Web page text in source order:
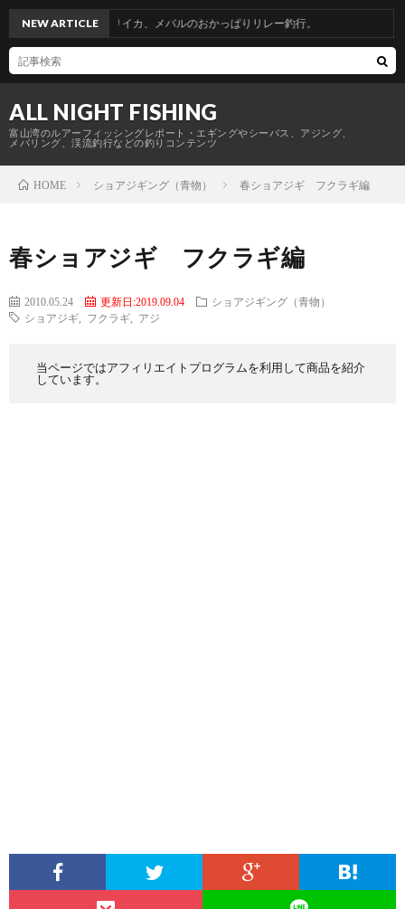
ALL NIGHT FISHING
富山湾のルアーフィッシングレポート・エギングやシーバス、アジング、
メバリング、渓流釣行などの釣りコンテンツ
NEW ARTICLE
物からのヤリイカ、メバルのおかっぱりリレー釣行。
HOME ショアジギング（青物） 春ショアジギ フクラギ編
春ショアジギ フクラギ編
2010.05.24 更新日:2019.09.04
ショアジギング（青物）
ショアジギ
フクラギ アジ
当ページではアフィリエイトプログラムを利用して商品を紹介
しています。